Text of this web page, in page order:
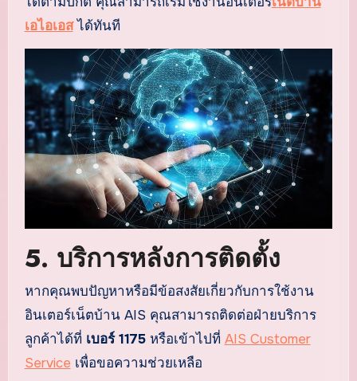
เอไอเอสได้ทันที
5. บริการหลังการติดตั้ง
หากคุณพบปัญหาหรือมีข้อสงสัยเกี่ยวกับการใช้งาน
อินเตอร์เน็ตบ้าน AIS คุณสามารถติดต่อฝ่ายบริการ
ลูกค้าได้ที่ เบอร์ 1175หรือเข้าไปที่ AIS Customer
Service เพื่อขอความช่วยเหลือ